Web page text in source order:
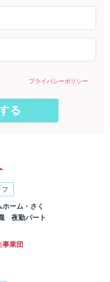
プライバシーポリシー
ーム・さく
夜勤パート
事業団